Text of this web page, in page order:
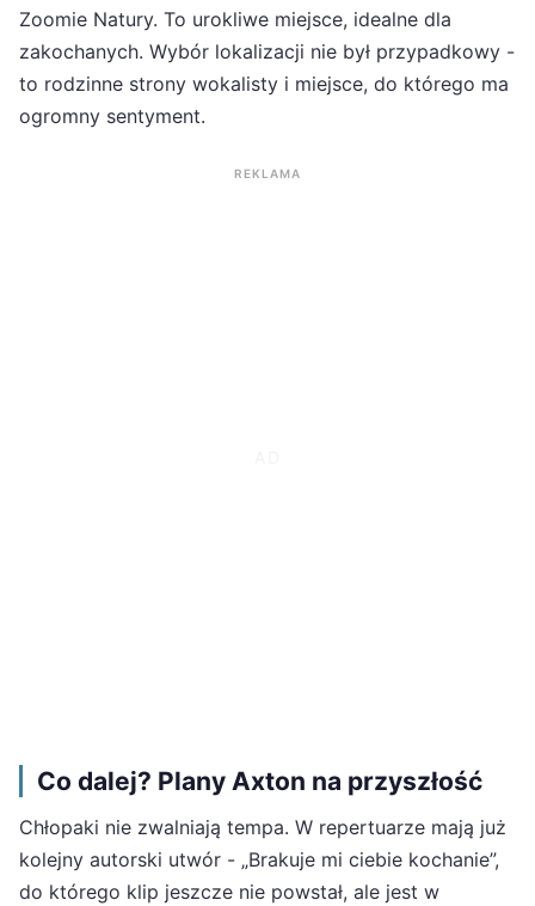
Zoomie Natury. To urokliwe miejsce, idealne dla
zakochanych. Wybór lokalizacji nie był przypadkowy -
to rodzinne strony wokalisty i miejsce, do którego ma
ogromny sentyment.
REKLAMA
Co dalej? Plany Axton na przyszłość
Chłopaki nie zwalniają tempa. W repertuarze mają już
kolejny autorski utwór - „Brakuje mi ciebie kochanie”,
do którego klip jeszcze nie powstał, ale jest w